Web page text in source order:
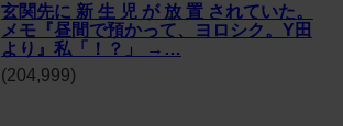
玄関先に 新 生 児 が 放 置 されていた。
メモ『昼間で預かって、ヨロシク。Y田
より』私「！？」 →…
(204,999)